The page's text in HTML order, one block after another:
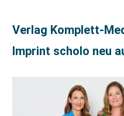
Verlag Komplett-
Imprint scholo neu